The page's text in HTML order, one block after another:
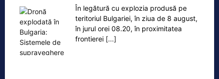
În legătură cu explozia produsă pe
teritoriul Bulgariei, în ziua de 8 august,
în jurul orei 08.20, în proximitatea
frontierei [...]